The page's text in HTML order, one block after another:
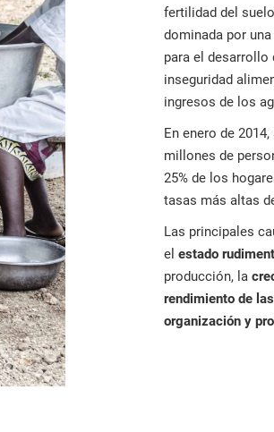
fertilidad del
dominada por
para el desarrollo
inseguridad
ingresos de los
En enero de
millones de
25% de los
tasas más altas
Las principales
el estado
producción, la
rendimiento de
organización y